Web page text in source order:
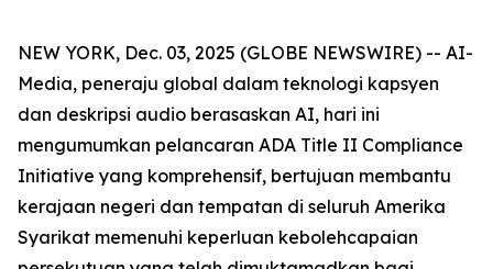
NEW YORK, Dec. 03, 2025 (GLOBE NEWSWIRE) -- AI-
Media, peneraju global dalam teknologi kapsyen
dan deskripsi audio berasaskan AI, hari ini
mengumumkan pelancaran ADA Title II Compliance
Initiative yang komprehensif, bertujuan membantu
kerajaan negeri dan tempatan di seluruh Amerika
Syarikat memenuhi keperluan kebolehcapaian